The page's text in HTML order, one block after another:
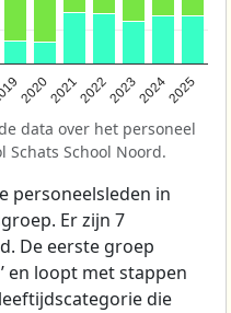
202020212022202320242025
data over het personeel
School Noord.
personeelsleden in
Er zijn 7
De eerste groep
en loopt met stappen
die